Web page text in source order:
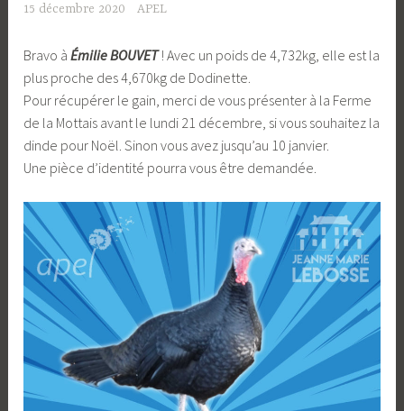
15 décembre 2020 APEL
Bravo àÉmilie BOUVET! Avec un poids de 4,732kg, elle est la
plus proche des 4,670kg de Dodinette.
Pour récupérer le gain, merci de vous présenter à la Ferme
de la Mottais avant le lundi 21 décembre, si vous souhaitez la
dinde pour Noël. Sinon vous avez jusqu’au 10 janvier.
Une pièce d’identité pourra vous être demandée.